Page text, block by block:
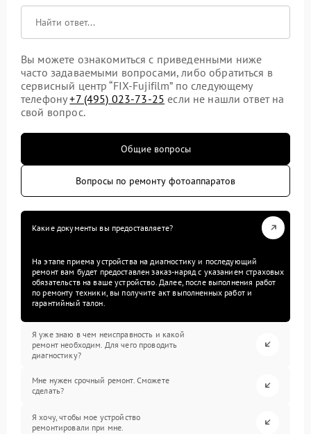
Вы можете ознакомиться с приведенными ниже
часто задаваемыми вопросами, либо обратиться в
сервисный центр “FIX-Fujifilm” по следующему
телефону+7 (495) 023-73-25 если не нашли ответ на
свой вопрос.
Общие вопросы
Вопросы по ремонту фотоаппаратов
Какие документы вы предоставляете?
На этапе приема устройства на диагностику и последующий
ремонт вам будет предоставлен заказ-наряд с указанием страховых
обязательств на ваше устройство. Далее, после выполнения работ
по ремонту техники, вы получите акт выполненных работ и
гарантийный талон.
Я уже знаю в чем неисправность и какой
ремонт необходим. Для чего проводить
диагностику?
Мне нужен срочный ремонт. Сможете
сделать?
Я хочу, чтобы мое устройство
ремонтировали при мне.